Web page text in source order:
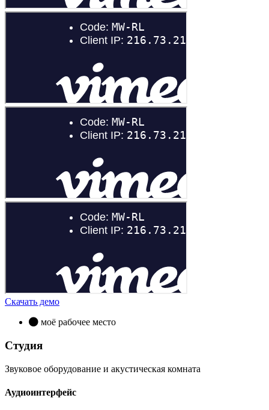
Скачать демо
моё рабочее место
Студия
Звуковое оборудование и акустическая комната
Аудиоинтерфейс